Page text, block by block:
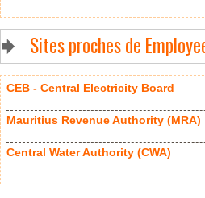
Sites proches de
CEB - Central Electricity Board
Mauritius Revenue Authority (MRA)
Central Water Authority (CWA)